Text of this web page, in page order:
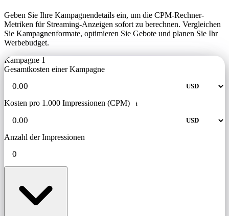
Geben Sie Ihre Kampagnendetails ein, um die CPM-Rechner-
Metriken für Streaming-Anzeigen sofort zu berechnen. Vergleichen
Sie Kampagnenformate, optimieren Sie Gebote und planen Sie Ihr
Werbebudget.
Kampagne 1
Gesamtkosten einer Kampagne
Kosten pro 1.000 Impressionen (CPM) i
Anzahl der Impressionen